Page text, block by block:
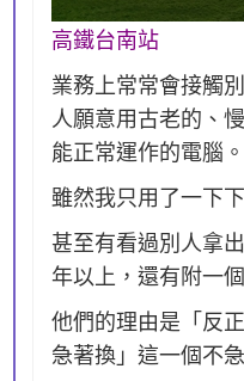
高鐵台南站
業務上常常會接觸
人願意用古老的、
能正常運作的電腦。
雖然我只用了一下
甚至有看過別人拿
年以上，還有附一
他們的理由是「反
急著換」這一個不